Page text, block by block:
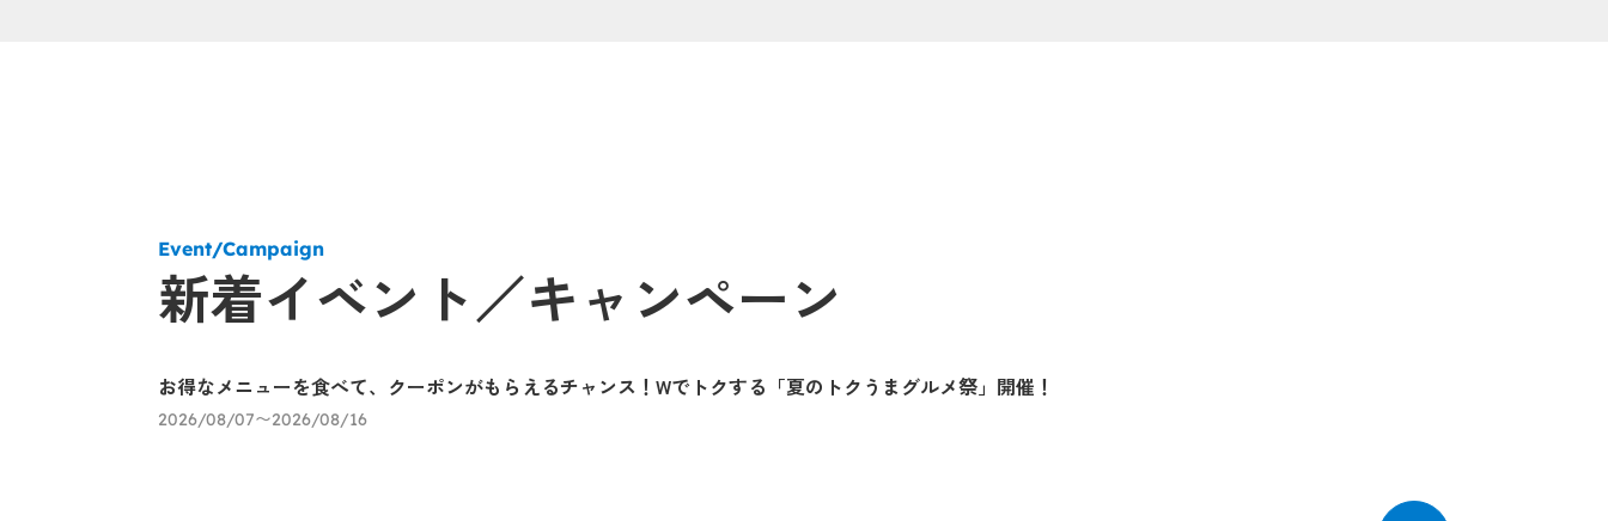
Event/Campaign
新着イベント／キャンペーン
お得なメニューを食べて、クーポンがもらえるチャンス！Wでトクする「夏のトクうまグルメ祭」開催！
2026/08/07〜2026/08/16